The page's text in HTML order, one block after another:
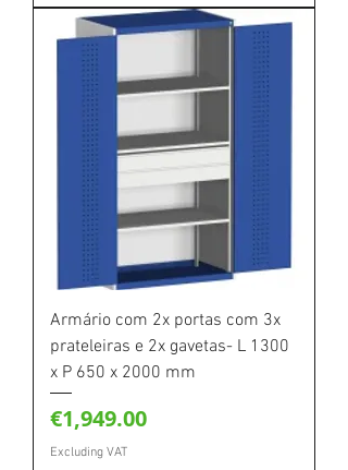
Armário com 2x portas com 3x
prateleiras e 2x gavetas- L 1300
x P 650 x 2000 mm
Price
€1,949.00
Excluding VAT